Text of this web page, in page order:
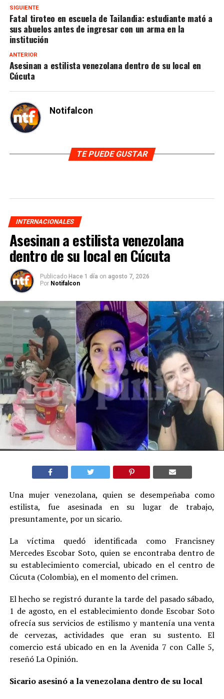
SIGUIENTE
Fatal tiroteo en escuela de Tailandia: estudiante mató a
sus abuelos antes de ingresar con un arma en la
institución
ANTERIOR
Asesinan a estilista venezolana dentro de su local en
Cúcuta
Notifalcon
TE PUEDE GUSTAR
INTERNACIONALES
Asesinan a estilista venezolana
dentro de su local en Cúcuta
Publicado Hace 1 día on agosto 7, 2026
Por Notifalcon
Una mujer venezolana, quien se desempeñaba como
estilista, fue asesinada en su lugar de trabajo,
presuntamente, por un sicario.
La víctima quedó identificada como Francisney
Mercedes Escobar Soto, quien se encontraba dentro de
su establecimiento comercial, ubicado en el centro de
Cúcuta (Colombia), en el momento del crimen.
El hecho se registró durante la tarde del pasado sábado,
1 de agosto, en el establecimiento donde Escobar Soto
ofrecía sus servicios de estilismo y mantenía una venta
de cervezas, actividades que eran su sustento. El
comercio está ubicado en en la Avenida 7 con Calle 5,
reseñó La Opinión.
Sicario asesinó a la venezolana dentro de su local